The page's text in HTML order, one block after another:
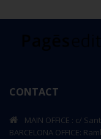
CONTACT
MAIN OFFICE : c/
BARCELONA OFFICE: